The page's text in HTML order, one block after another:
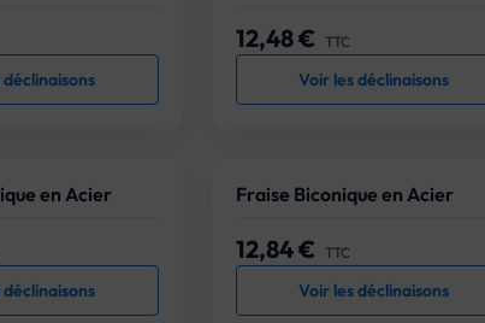
Prix
12,48 € TTC
Voir les déclinaisons
en Acier Fraise Biconique en Acier
Prix
12,84 € TTC
Voir les déclinaisons